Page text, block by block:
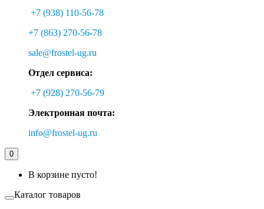
+7 (938) 110-56-78
+7 (863) 270-56-78
sale@frostel-ug.ru
Отдел сервиса:
+7 (928) 270-56-79
Электронная почта:
info@frostel-ug.ru
0
В корзине пусто!
Каталог товаров